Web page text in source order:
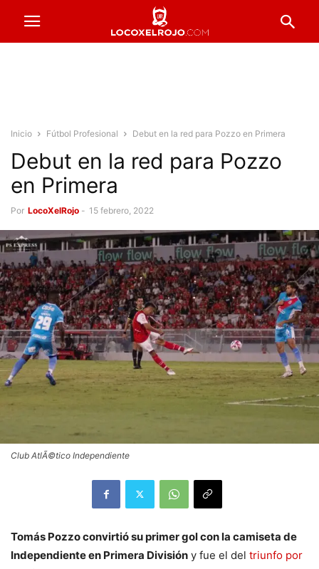
Inicio Fútbol Profesional Debut en la red para Pozzo en Primera
Debut en la red para Pozzo
en Primera
Por LocoXelRojo - 15 febrero, 2022
Club AtlÃ©tico Independiente
Tomás Pozzo convirtió su primer gol con la camiseta de
Independiente en Primera División y fue el del triunfo por